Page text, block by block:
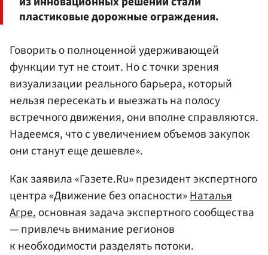
пластиковые дорожные ограждения.
Говорить о полноценной удерживающей
функции тут не стоит. Но с точки зрения
визуализации реального барьера, который
нельзя пересекать и выезжать на полосу
встречного движения, они вполне справляются.
Надеемся, что с увеличением объемов закупок
они станут еще дешевле».
Как заявила «Газете.Ru» президент экспертного
центра «Движение без опасности»Наталья
Агре, основная задача экспертного сообщества
— привлечь внимание регионов
к необходимости разделять потоки.